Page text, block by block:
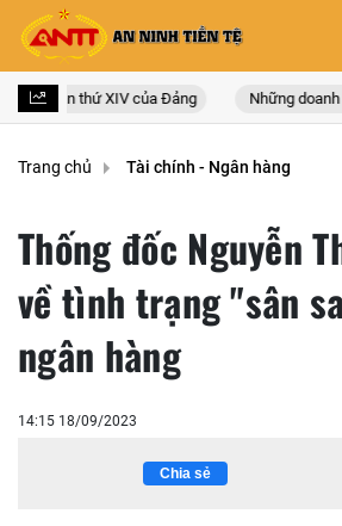
lần thứ XIV của Đảng Những doanh
Trang chủ Tài chính - Ngân hàng
Thống đốc Nguyễn
về tình trạng "sân
ngân hàng
14:15 18/09/2023
Chia sẻ